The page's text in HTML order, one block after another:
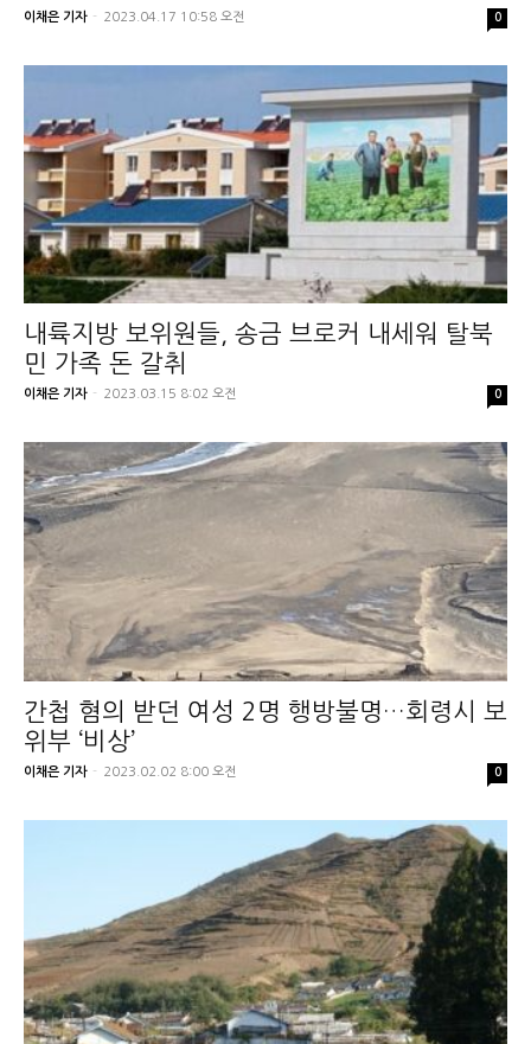
이채은 기자 - 2023.04.17 10:58 오전 0
내륙지방 보위원들, 송금 브로커 내세워 탈북
민 가족 돈 갈취
이채은 기자 - 2023.03.15 8:02 오전 0
간첩 혐의 받던 여성 2명 행방불명…회령시 보
위부 ‘비상’
이채은 기자 - 2023.02.02 8:00 오전 0